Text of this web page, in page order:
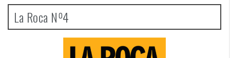
La Roca Nº4